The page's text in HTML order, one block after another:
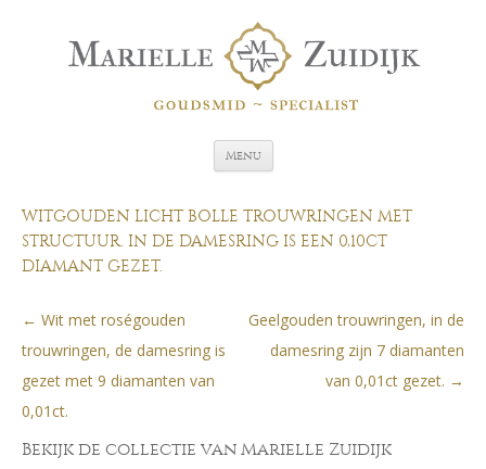
Menu Spring naar de inhoud
WITGOUDEN LICHT BOLLE TROUWRINGEN MET
STRUCTUUR. IN DE DAMESRING IS EEN 0,10CT
DIAMANT GEZET.
Berichtnavigatie
← Wit met roségouden
trouwringen, de damesring is
gezet met 9 diamanten van
0,01ct.
Geelgouden trouwringen, in de
damesring zijn 7 diamanten
van 0,01ct gezet. →
Bekijk de collectie van Marielle Zuidijk